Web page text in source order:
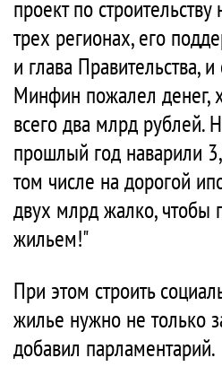
проект по
трех регионах, его
и глава Правительства,
Минфин пожалел денег,
всего два млрд рублей.
прошлый год наварили
том числе на дорогой
двух млрд жалко, чтобы
жильем!"
При этом строить
жилье нужно не только
добавил парламентарий.